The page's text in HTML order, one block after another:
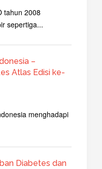
tahun 2008
sepertiga...
–
Atlas Edisi ke-
menghadapi
Diabetes dan